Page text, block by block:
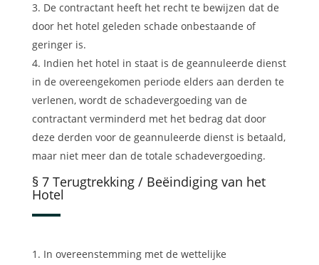
De contractant heeft het recht te bewijzen dat de
door het hotel geleden schade onbestaande of
geringer is.
Indien het hotel in staat is de geannuleerde dienst
in de overeengekomen periode elders aan derden te
verlenen, wordt de schadevergoeding van de
contractant verminderd met het bedrag dat door
deze derden voor de geannuleerde dienst is betaald,
maar niet meer dan de totale schadevergoeding.
§ 7 Terugtrekking / Beëindiging van het
Hotel
In overeenstemming met de wettelijke